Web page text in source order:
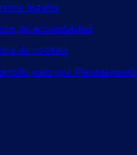
legales
de accesibilidad
de cookies
web por Piensaenweb